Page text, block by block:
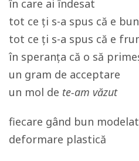
în care ai îndesat
tot ce ți s-a spus că e
tot ce ți s-a spus că e
în speranța că o să
un gram de acceptare
un mol de te-am văzut
fiecare gând bun
deformare plastică